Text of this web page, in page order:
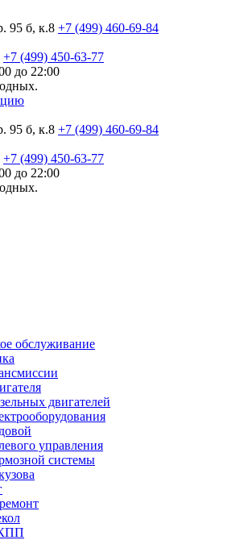
95 б, к.8 +7 (499) 460-69-84
+7 (499) 450-63-77
до 22:00
95 б, к.8 +7 (499) 460-69-84
+7 (499) 450-63-77
до 22:00
обслуживание
двигателей
управления
системы